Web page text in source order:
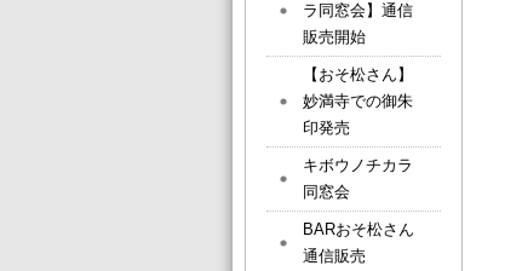
ラ同窓会】通信
販売開始
【おそ松さん】
妙満寺での御朱
印発売
キボウノチカラ
同窓会
BARおそ松さん
通信販売